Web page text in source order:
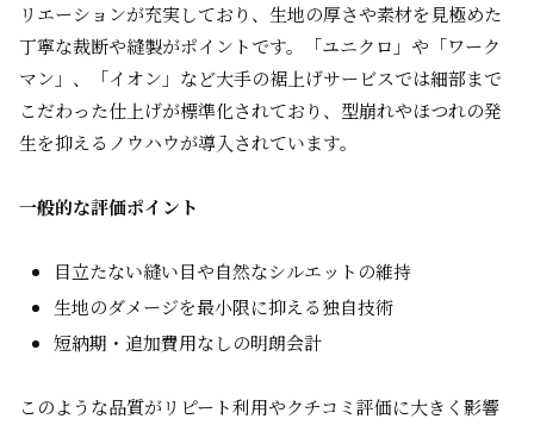
リエーションが充実しており、生地の厚さや素材を見極めた
丁寧な裁断や縫製がポイントです。「ユニクロ」や「ワーク
マン」、「イオン」など大手の裾上げサービスでは細部まで
こだわった仕上げが標準化されており、型崩れやほつれの発
生を抑えるノウハウが導入されています。
一般的な評価ポイント
目立たない縫い目や自然なシルエットの維持
生地のダメージを最小限に抑える独自技術
短納期・追加費用なしの明朗会計
このような品質がリピート利用やクチコミ評価に大きく影響